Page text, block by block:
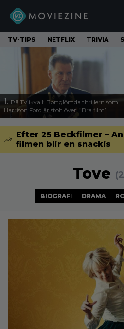
TV-TIPS NETFLIX TRIVIA
1. På TV ikväll: Bortglömda thrillern som
Harrison Ford är stolt över: ”Bra film”
Efter 25 Beckfilmer –
filmen blir en snackis
Tove
BIOGRAFI DRAMA